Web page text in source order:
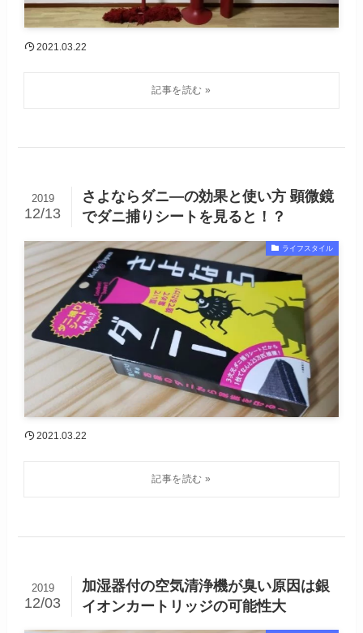
2021.03.22
さよならダニ―の効果と使い方 顕微鏡
でダニ捕りシートを見ると！？
2019
12/13
ライフスタイル
2021.03.22
加湿器付の空気清浄機が臭い原因は銀
イオンカートリッジの可能性大
2019
12/03